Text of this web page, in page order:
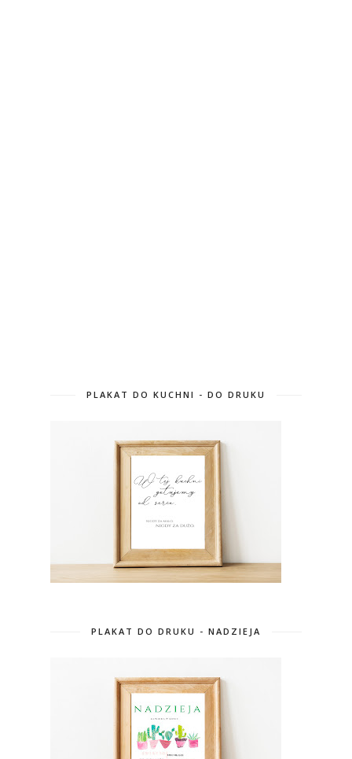
PLAKAT DO KUCHNI - DO DRUKU
PLAKAT DO DRUKU - NADZIEJA